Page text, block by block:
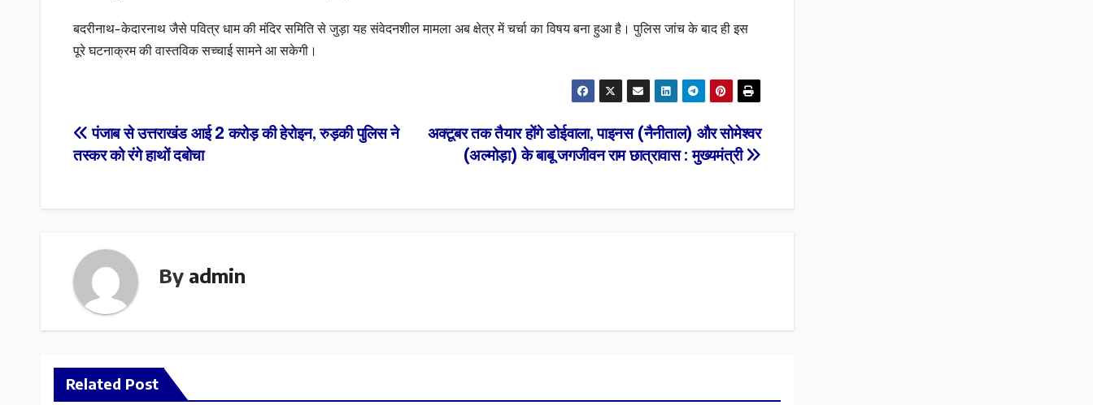
​बदरीनाथ-केदारनाथ जैसे पवित्र धाम की मंदिर समिति से जुड़ा यह संवेदनशील मामला अब क्षेत्र में चर्चा का विषय बना हुआ है। पुलिस जांच के बाद ही इस
पूरे घटनाक्रम की वास्तविक सच्चाई सामने आ सकेगी।
Post
navigation
अक्टूबर तक तैयार होंगे डोईवाला, पाइनस (नैनीताल) और सोमेश्वर
(अल्मोड़ा) के बाबू जगजीवन राम छात्रावास : मुख्यमंत्री
पंजाब से उत्तराखंड आई 2 करोड़ की हेरोइन, रुड़की पुलिस ने
तस्कर को रंगे हाथों दबोचा
By admin
Related Post